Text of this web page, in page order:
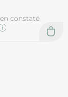
constaté